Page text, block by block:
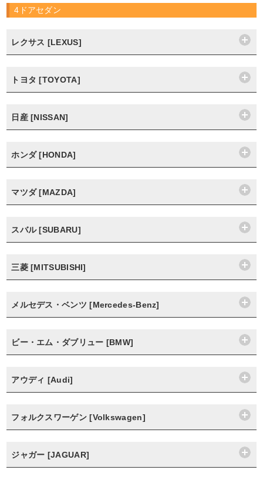
4ドアセダン
レクサス [LEXUS]
トヨタ [TOYOTA]
日産 [NISSAN]
ホンダ [HONDA]
マツダ [MAZDA]
スバル [SUBARU]
三菱 [MITSUBISHI]
メルセデス・ベンツ [Mercedes-Benz]
ビー・エム・ダブリュー [BMW]
アウディ [Audi]
フォルクスワーゲン [Volkswagen]
ジャガー [JAGUAR]